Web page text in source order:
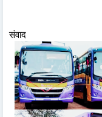
संवाद